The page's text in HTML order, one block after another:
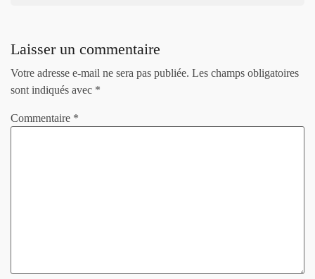
Laisser un commentaire
Votre adresse e-mail ne sera pas publiée. Les champs obligatoires
sont indiqués avec *
Commentaire *